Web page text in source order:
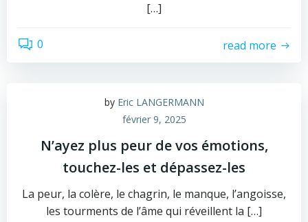
[…]
0 read more
by Eric LANGERMANN
février 9, 2025
N’ayez plus peur de vos émotions,
touchez-les et dépassez-les
La peur, la colère, le chagrin, le manque, l’angoisse,
les tourments de l’âme qui réveillent la […]